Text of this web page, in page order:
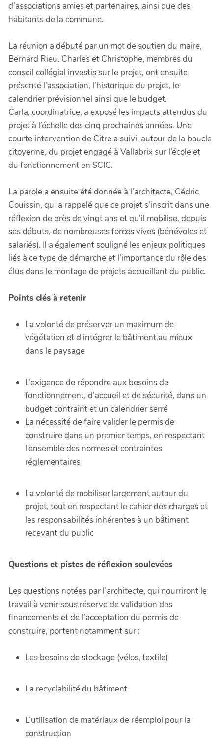
d’associations amies et partenaires, ainsi que des
habitants de la commune.
La réunion a débuté par un mot de soutien du maire,
Bernard Rieu. Charles et Christophe, membres du
conseil collégial investis sur le projet, ont ensuite
présenté l’association, l’historique du projet, le
calendrier prévisionnel ainsi que le budget.
Carla, coordinatrice, a exposé les impacts attendus du
projet à l’échelle des cinq prochaines années. Une
courte intervention de Citre a suivi, autour de la boucle
citoyenne, du projet engagé à Vallabrix sur l’école et
du fonctionnement en SCIC.
La parole a ensuite été donnée à l’architecte, Cédric
Couissin, qui a rappelé que ce projet s’inscrit dans une
réflexion de près de vingt ans et qu’il mobilise, depuis
ses débuts, de nombreuses forces vives (bénévoles et
salariés). Il a également souligné les enjeux politiques
liés à ce type de démarche et l’importance du rôle des
élus dans le montage de projets accueillant du public.
Points clés à retenir
La volonté de préserver un maximum de
végétation et d’intégrer le bâtiment au mieux
dans le paysage
L’exigence de répondre aux besoins de
fonctionnement, d’accueil et de sécurité, dans un
budget contraint et un calendrier serré
La nécessité de faire valider le permis de
construire dans un premier temps, en respectant
l’ensemble des normes et contraintes
réglementaires
La volonté de mobiliser largement autour du
projet, tout en respectant le cahier des charges et
les responsabilités inhérentes à un bâtiment
recevant du public
Questions et pistes de réflexion soulevées
Les questions notées par l’architecte, qui nourriront le
travail à venir sous réserve de validation des
financements et de l’acceptation du permis de
construire, portent notamment sur :
Les besoins de stockage (vélos, textile)
La recyclabilité du bâtiment
L’utilisation de matériaux de réemploi pour la
construction